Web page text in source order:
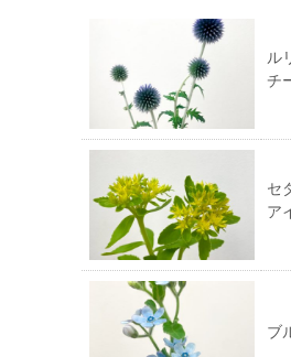
ウ
で
開
き
ま
す)
い
(新
し
い
ウ
ィ
ウ
で
開
き
ま
す)
ル
チ
セ
ア
ブ